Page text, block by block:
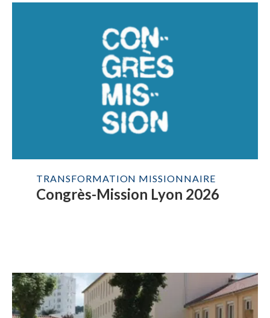
TRANSFORMATION MISSIONNAIRE
Congrès-Mission Lyon 2026